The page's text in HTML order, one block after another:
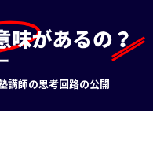
講師の思考回路の公開